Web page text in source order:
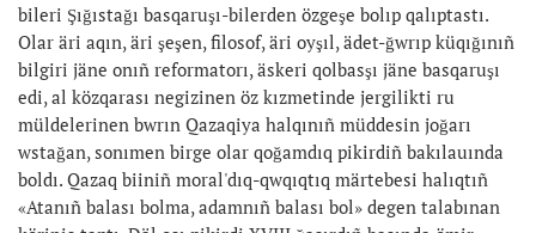
bileri Şığıstağı basqaruşı-bilerden özgeşe bolıp qalıptastı.
Olar äri aqın, äri şeşen, filosof, äri oyşıl, ädet-ğwrıp küqığınıñ
bilgiri jäne onıñ reformatorı, äskeri qolbasşı jäne basqaruşı
edi, al közqarası negizinen öz kızmetinde jergilikti ru
müldelerinen bwrın Qazaqiya halqınıñ müddesin joğarı
wstağan, sonımen birge olar qoğamdıq pikirdiñ bakılauında
boldı. Qazaq biiniñ moral'dıq-qwqıqtıq märtebesi halıqtıñ
«Atanıñ balası bolma, adamnıñ balası bol» degen talabınan